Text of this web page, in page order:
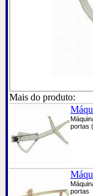
Mais do produto:
portas
portas